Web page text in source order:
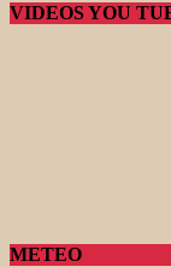
VIDEOS YOU
METEO